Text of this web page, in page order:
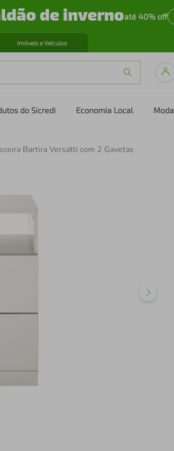
de invernoaté 40% off
Imóveis e Veículos
do Sicredi Economia Local Moda
Bartira Versatti com 2 Gavetas